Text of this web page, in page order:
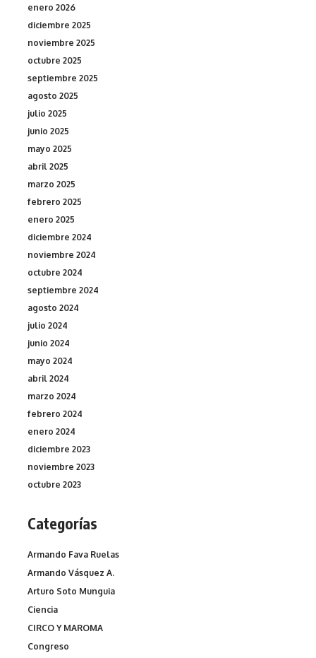
enero 2026
diciembre 2025
noviembre 2025
octubre 2025
septiembre 2025
agosto 2025
julio 2025
junio 2025
mayo 2025
abril 2025
marzo 2025
febrero 2025
enero 2025
diciembre 2024
noviembre 2024
octubre 2024
septiembre 2024
agosto 2024
julio 2024
junio 2024
mayo 2024
abril 2024
marzo 2024
febrero 2024
enero 2024
diciembre 2023
noviembre 2023
octubre 2023
Categorías
Armando Fava Ruelas
Armando Vásquez A.
Arturo Soto Munguia
Ciencia
CIRCO Y MAROMA
Congreso